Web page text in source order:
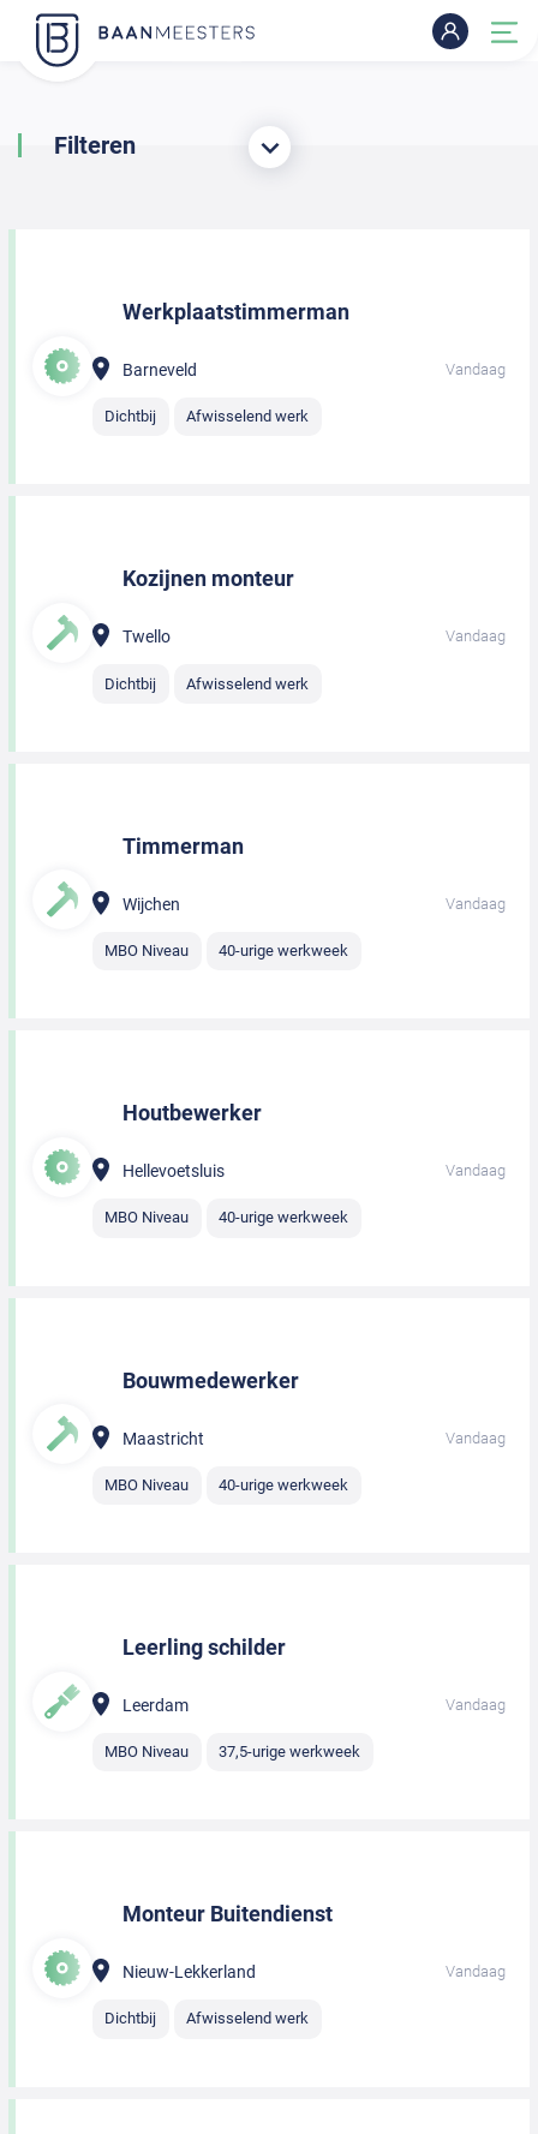
Filteren
Werkplaatstimmerman
Barneveld Vandaag
Dichtbij Afwisselend werk
Kozijnen monteur
Twello Vandaag
Dichtbij Afwisselend werk
Timmerman
Wijchen Vandaag
MBO Niveau 40-urige werkweek
Houtbewerker
Hellevoetsluis Vandaag
MBO Niveau 40-urige werkweek
Bouwmedewerker
Maastricht Vandaag
MBO Niveau 40-urige werkweek
Leerling schilder
Leerdam Vandaag
MBO Niveau 37,5-urige werkweek
Monteur Buitendienst
Nieuw-Lekkerland Vandaag
Dichtbij Afwisselend werk